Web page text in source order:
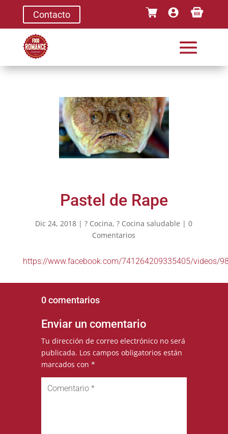
Contacto
Pastel de Rape
Dic 24, 2018 |? Cocina,? Cocina saludable |0
Comentarios
https://www.facebook.com/741264209335405/videos/
0 comentarios
Enviar un comentario
Tu dirección de correo electrónico no será
publicada. Los campos obligatorios están
marcados con *